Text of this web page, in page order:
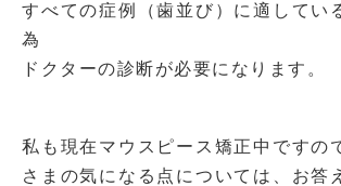
すべての症例（歯並び）に適してい
為
ドクターの診断が必要になります。
私も現在マウスピース矯正中ですの
さまの気になる点については、お答